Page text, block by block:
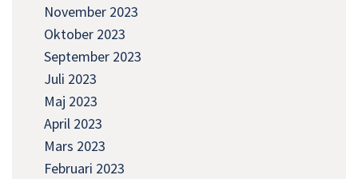
November 2023
Oktober 2023
September 2023
Juli 2023
Maj 2023
April 2023
Mars 2023
Februari 2023